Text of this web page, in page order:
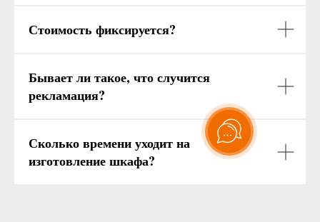
Стоимость фиксируется?
Бывает ли такое, что случится
рекламация?
Сколько времени уходит на
изготовление шкафа?